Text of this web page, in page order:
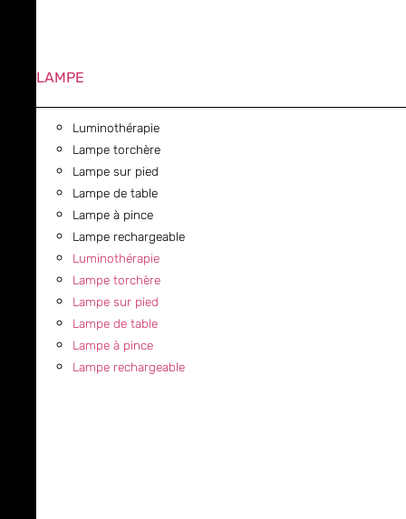
LAMPE
Luminothérapie
Lampe torchère
Lampe sur pied
Lampe de table
Lampe à pince
Lampe rechargeable
Luminothérapie
Lampe torchère
Lampe sur pied
Lampe de table
Lampe à pince
Lampe rechargeable